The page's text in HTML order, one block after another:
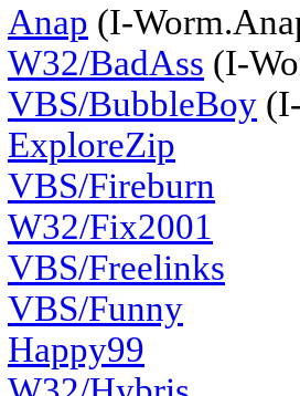
Anap (I-
W32/BadAss (I-
VBS/BubbleBoy
ExploreZip
VBS/Fireburn
W32/Fix2001
VBS/Freelinks
VBS/Funny
Happy99